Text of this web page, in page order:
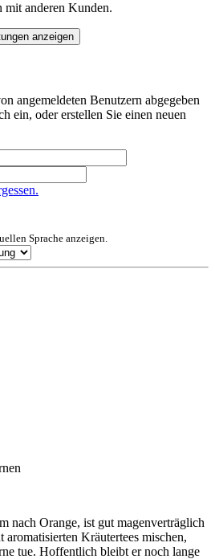
mit anderen Kunden.
anzeigen
angemeldeten Benutzern abgegeben
ein, oder erstellen Sie einen neuen
Sprache anzeigen.
nach Orange, ist gut magenverträglich
aromatisierten Kräutertees mischen,
tue. Hoffentlich bleibt er noch lange